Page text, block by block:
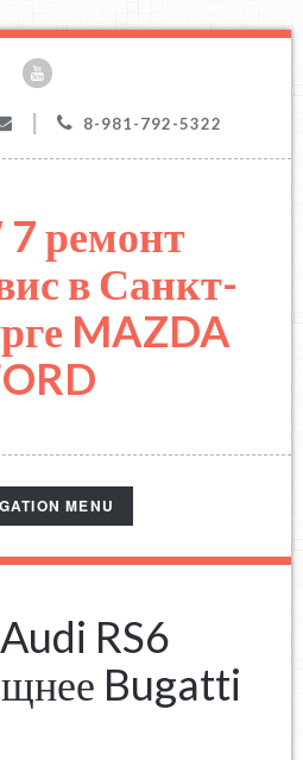
8-981-792-5322
ремонт
в Санкт-
MAZDA
MENU
RS6
Bugatti